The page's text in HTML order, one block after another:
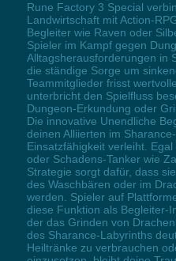
Rune Factory 3 Special
Landwirtschaft mit Action-
Begleiter wie Raven oder
Spieler im Kampf gegen
Alltagsherausforderungen in
die ständige Sorge um
Teammitglieder frisst
unterbricht den Spielfluss
Dungeon-Erkundung oder
Die innovative Unendliche
deinen Alliierten im
Einsatzfähigkeit verleiht.
oder Schadens-Tanker wie
Strategie sorgt dafür, dass
des Waschbären oder im
werden. Spieler auf
diese Funktion als Begleiter-
der das Grinden von
des Sharance-Labyrinths
Heiltränke zu verbrauchen